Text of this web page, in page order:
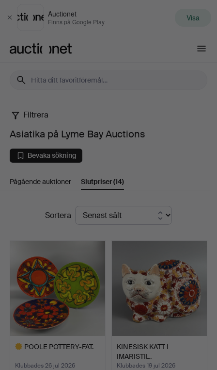
Stäng
Auctionet
Finns på Google Play Visa
Asiatika
på
Lyme
Bay
Auctions
Filtrera
Asiatika på Lyme Bay Auctions
Bevaka sökning
Pågående auktioner Slutpriser(14)
SlutpriserSortera
POOLE POTTERY-FAT.
Klubbades 26 jul 2026
KINESISK KATT I
IMARISTIL.
Klubbades 19 jul 2026